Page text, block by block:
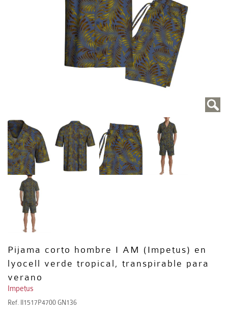
Pijama corto hombre I AM (Impetus) en
lyocell verde tropical, transpirable para
verano
Impetus
Ref. II1517P4700 GN136